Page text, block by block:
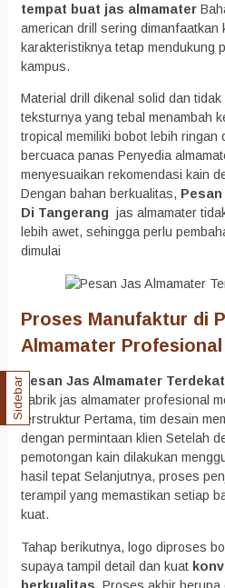
tempat buat jas almamater
american drill sering dimanfaatkan
karakteristiknya tetap mendukung
kampus.
Material drill dikenal solid dan
teksturnya yang tebal menambah
tropical memiliki bobot lebih ringan
bercuaca panas Penyedia
menyesuaikan rekomendasi kain
Dengan bahan berkualitas,
Di Tangerang jas almamater
lebih awet, sehingga perlu
dimulai
Proses Manufaktur di
Almamater Profesional
Pesan Jas Almamater
pabrik jas almamater profesional
terstruktur Pertama, tim desain
dengan permintaan klien Setelah
pemotongan kain dilakukan
hasil tepat Selanjutnya, proses
terampil yang memastikan setiap
kuat.
Tahap berikutnya, logo diproses
supaya tampil detail dan kuat
berkualitas, Proses akhir berupa
Sidebar